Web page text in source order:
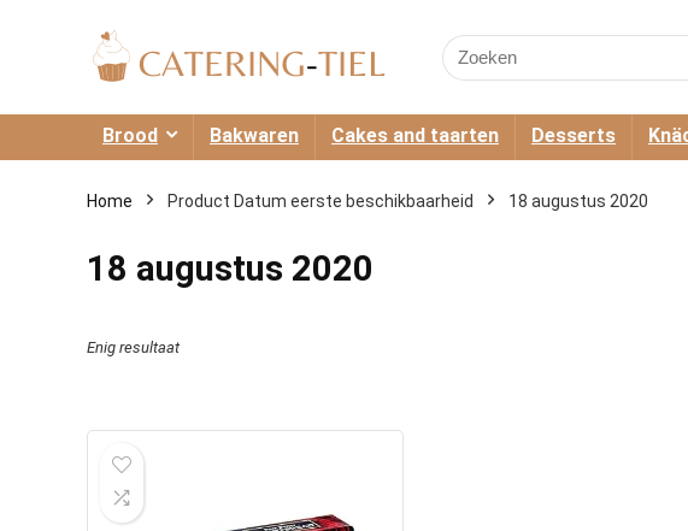
Search
for:
Brood Bakwaren Cakes and taarten Desserts
Home Product Datum eerste beschikbaarheid 18 augustus 2020
18 augustus 2020
Enig resultaat